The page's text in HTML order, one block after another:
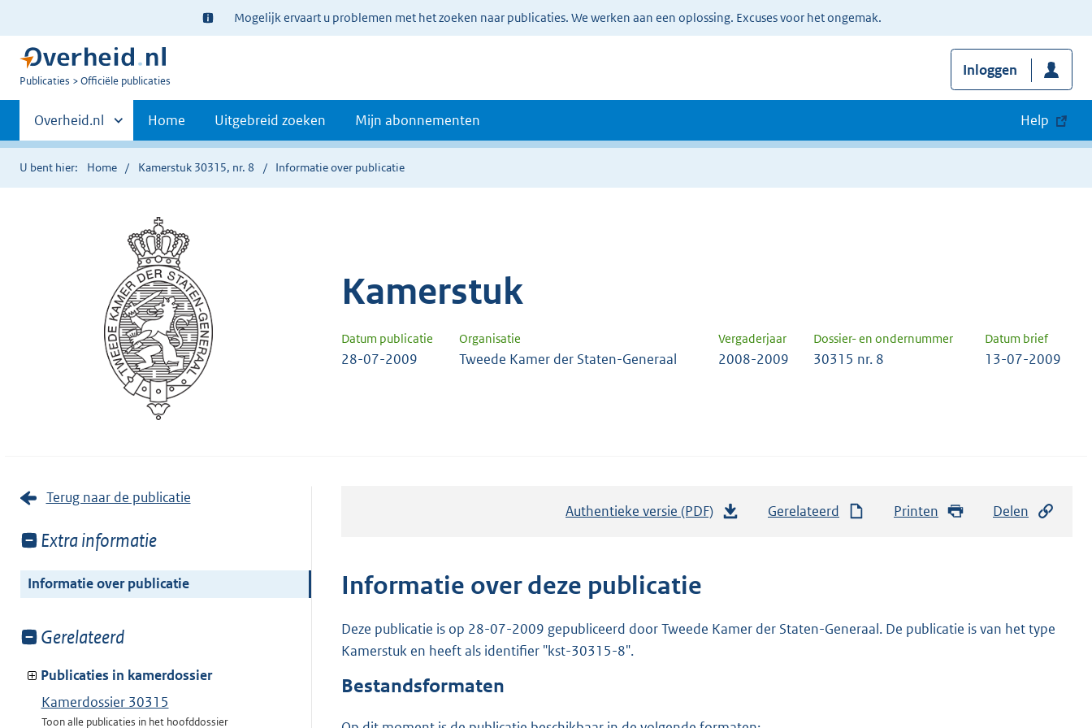
Ter
informatie:
Mogelijk ervaart u problemen met het zoeken naar publicaties. We werken aan een oplossing. Excuses voor het ongemak.
U
Publicaties Officiële publicaties
Inloggen
Primaire
navigatie
Andere
sites
binnen
Overheid.nl Home Uitgebreid zoeken Mijn abonnementen Help
U bent hier: Home Kamerstuk 30315, nr. 8 Informatie over publicatie
Kamerstuk
Datum publicatie Organisatie Vergaderjaar Dossier- en ondernummer Datum brief
28-07-2009 Tweede Kamer der Staten-Generaal 2008-2009 30315 nr. 8 13-07-2009
Terug naar de publicatie
Toon
van:
Extra informatie
Informatie over publicatie
Toon
van:
Gerelateerd
Publicaties in kamerdossier
Kamerdossier 30315
Toon alle publicaties in het hoofddossier
Authentieke versie (PDF)
n
Gerelateerd Printen Delen
Informatie over deze publicatie
Deze publicatie is op 28-07-2009 gepubliceerd door Tweede Kamer der Staten-Generaal. De publicatie is van het type
Kamerstuk en heeft als identifier "kst-30315-8".
Bestandsformaten